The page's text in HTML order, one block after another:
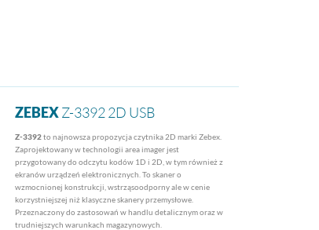
ZEBEXZ-3392 2D USB
Z-3392to najnowsza propozycja czytnika 2D marki Zebex.
Zaprojektowany w technologii area imager jest
przygotowany do odczytu kodów 1D i 2D, w tym również z
ekranów urządzeń elektronicznych. To skaner o
wzmocnionej konstrukcji, wstrząsoodporny ale w cenie
korzystniejszej niż klasyczne skanery przemysłowe.
Przeznaczony do zastosowań w handlu detalicznym oraz w
trudniejszych warunkach magazynowych.